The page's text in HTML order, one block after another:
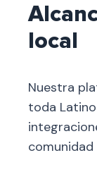
local
Nuestra
toda
comunidad